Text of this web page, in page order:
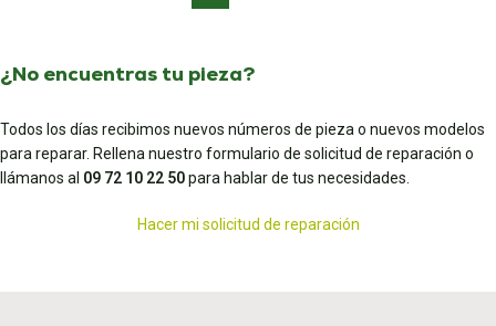
¿No encuentras tu pieza?
Todos los días recibimos nuevos números de pieza o nuevos modelos
para reparar. Rellena nuestro formulario de solicitud de reparación o
llámanos al 09 72 10 22 50para hablar de tus necesidades.
Hacer mi solicitud de reparación